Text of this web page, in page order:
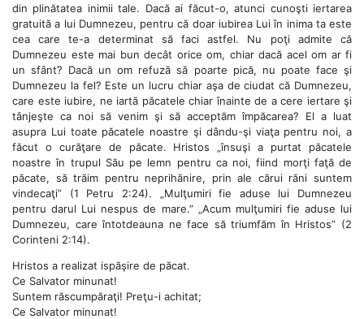
din plinătatea inimii tale. Dacă ai făcut-o, atunci cunoşti iertarea
gratuită a lui Dumnezeu, pentru că doar iubirea Lui în inima ta este
cea care te-a determinat să faci astfel. Nu poţi admite că
Dumnezeu este mai bun decât orice om, chiar dacă acel om ar fi
un sfânt? Dacă un om refuză să poarte pică, nu poate face şi
Dumnezeu la fel? Este un lucru chiar aşa de ciudat că Dumnezeu,
care este iubire, ne iartă păcatele chiar înainte de a cere iertare şi
tânjeşte ca noi să venim şi să acceptăm împăcarea? El a luat
asupra Lui toate păcatele noastre şi dându-şi viaţa pentru noi, a
făcut o curăţare de păcate. Hristos „însuşi a purtat păcatele
noastre în trupul Său pe lemn pentru ca noi, fiind morţi faţă de
păcate, să trăim pentru neprihănire, prin ale cărui răni suntem
vindecaţi” (1 Petru 2:24). „Mulţumiri fie aduse lui Dumnezeu
pentru darul Lui nespus de mare.” „Acum mulţumiri fie aduse lui
Dumnezeu, care întotdeauna ne face să triumfăm în Hristos” (2
Corinteni 2:14).
Hristos a realizat ispăşire de păcat.
Ce Salvator minunat!
Suntem răscumpăraţi! Preţu-i achitat;
Ce Salvator minunat!